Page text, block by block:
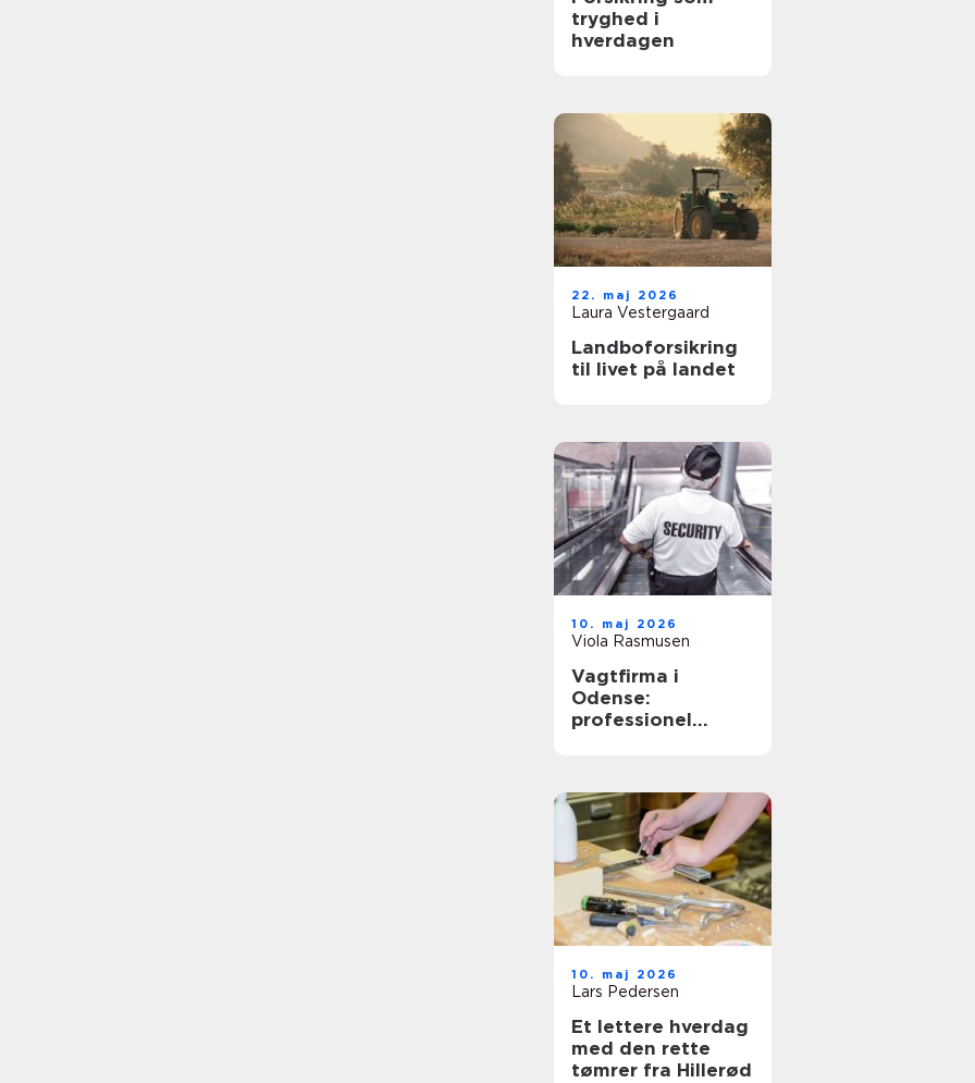
tryghed i
hverdagen
22. maj 2026
Laura Vestergaard
Landboforsikring
til livet på landet
10. maj 2026
Viola Rasmusen
Vagtfirma i
Odense:
professionel
10. maj 2026
Lars Pedersen
Et lettere hverdag
med den rette
tømrer fra Hillerød